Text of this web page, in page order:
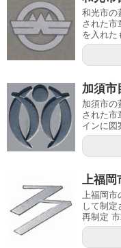
和光市の
された市
を入れた
加須市
加須市の
された市
インに図
上福岡
上福岡市
して制
再制定